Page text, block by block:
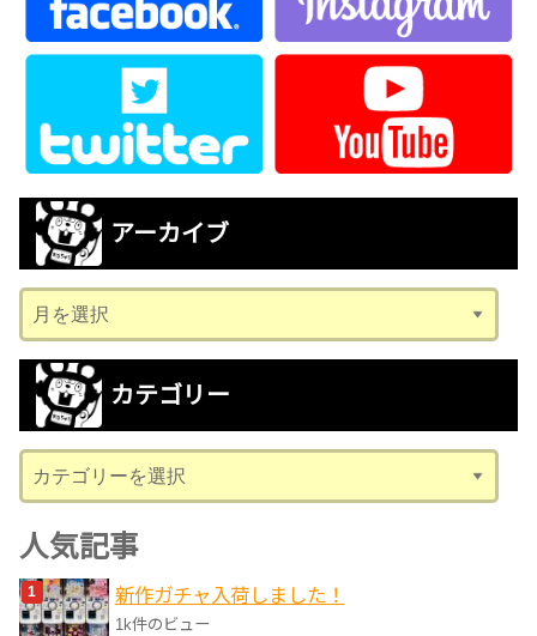
アーカイブ
ー
カ
ブ
カテゴリー
テ
ゴ
リ
ー
人気記事
新作ガチャ入荷しました！
1k件のビュー